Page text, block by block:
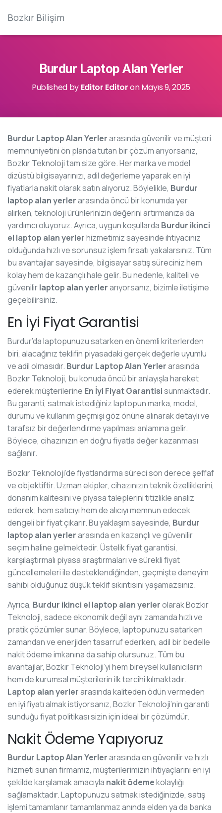
Bozkır Bilişim
Burdur Laptop Alan Yerler
Published by Editor EditoronMayıs 9, 2025
Burdur Laptop Alan Yerlerarasında güvenilir ve müşteri
memnuniyetini ön planda tutan bir çözüm arıyorsanız,
Bozkır Teknoloji tam size göre. Her marka ve model
dizüstü bilgisayarınızı, adil değerleme yaparak en iyi
fiyatlarla nakit olarak satın alıyoruz. Böylelikle, Burdur
laptop alan yerlerarasında öncü bir konumda yer
alırken, teknoloji ürünlerinizin değerini artırmanıza da
yardımcı oluyoruz. Ayrıca, uygun koşullarda Burdur ikinci
el laptop alan yerlerhizmetimiz sayesinde ihtiyacınız
olduğunda hızlı ve sorunsuz işlem fırsatı yakalarsınız. Tüm
bu avantajlar sayesinde, bilgisayar satış süreciniz hem
kolay hem de kazançlı hale gelir. Bu nedenle, kaliteli ve
güvenilirlaptop alan yerlerarıyorsanız, bizimle iletişime
geçebilirsiniz.
En İyi Fiyat Garantisi
Burdur’da laptopunuzu satarken en önemli kriterlerden
biri, alacağınız teklifin piyasadaki gerçek değerle uyumlu
ve adil olmasıdır. Burdur Laptop Alan Yerlerarasında
Bozkır Teknoloji, bu konuda öncü bir anlayışla hareket
ederek müşterilerine En İyi Fiyat Garantisisunmaktadır.
Bu garanti, satmak istediğiniz laptopun marka, model,
durumu ve kullanım geçmişi göz önüne alınarak detaylı ve
tarafsız bir değerlendirme yapılması anlamına gelir.
Böylece, cihazınızın en doğru fiyatla değer kazanması
sağlanır.
Bozkır Teknoloji’de fiyatlandırma süreci son derece şeffaf
ve objektiftir. Uzman ekipler, cihazınızın teknik özelliklerini,
donanım kalitesini ve piyasa taleplerini titizlikle analiz
ederek; hem satıcıyı hem de alıcıyı memnun edecek
dengeli bir fiyat çıkarır. Bu yaklaşım sayesinde, Burdur
laptop alan yerlerarasında en kazançlı ve güvenilir
seçim haline gelmektedir. Üstelik fiyat garantisi,
karşılaştırmalı piyasa araştırmaları ve sürekli fiyat
güncellemeleri ile desteklendiğinden, geçmişte deneyim
sahibi olduğunuz düşük teklif sıkıntısını yaşamazsınız.
Ayrıca, Burdur ikinci el laptop alan yerlerolarak Bozkır
Teknoloji, sadece ekonomik değil aynı zamanda hızlı ve
pratik çözümler sunar. Böylece, laptopunuzu satarken
zamandan ve enerjiden tasarruf ederken, adil bir bedelle
nakit ödeme imkanına da sahip olursunuz. Tüm bu
avantajlar, Bozkır Teknoloji’yi hem bireysel kullanıcıların
hem de kurumsal müşterilerin ilk tercihi kılmaktadır.
Laptop alan yerlerarasında kaliteden ödün vermeden
en iyi fiyatı almak istiyorsanız, Bozkır Teknoloji’nin garanti
sunduğu fiyat politikası sizin için ideal bir çözümdür.
Nakit Ödeme Yapıyoruz
Burdur Laptop Alan Yerlerarasında en güvenilir ve hızlı
hizmeti sunan firmamız, müşterilerimizin ihtiyaçlarını en iyi
şekilde karşılamak amacıyla nakit ödemekolaylığı
sağlamaktadır. Laptopunuzu satmak istediğinizde, satış
işlemi tamamlanır tamamlanmaz anında elden ya da banka